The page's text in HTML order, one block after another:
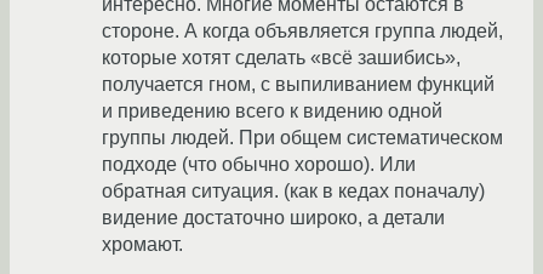
интересно. Многие моменты остаются в
стороне. А когда объявляется группа людей,
которые хотят сделать «всё зашибись»,
получается гном, с выпиливанием функций
и приведению всего к видению одной
группы людей. При общем систематическом
подходе (что обычно хорошо). Или
обратная ситуация. (как в кедах поначалу)
видение достаточно широко, а детали
хромают.